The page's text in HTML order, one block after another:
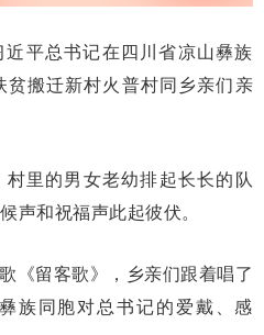
平总书记在四川省凉山彝族
搬迁新村火普村同乡亲们亲
里的男女老幼排起长长的队
声和祝福声此起彼伏。
《留客歌》，乡亲们跟着唱了
族同胞对总书记的爱戴、感